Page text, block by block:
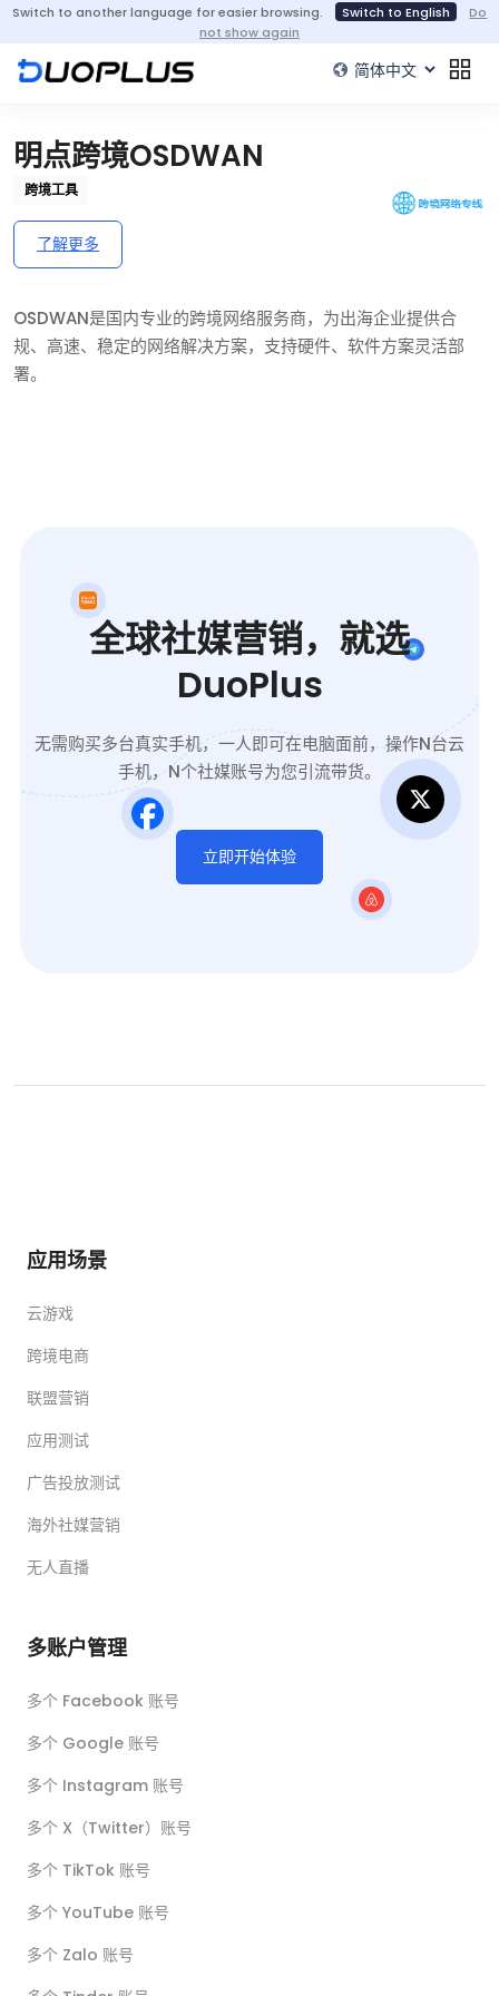
Switch to another language for easier browsing. Switch to English
Do
not show again
明点跨境OSDWAN
跨境工具
了解更多
OSDWAN是国内专业的跨境网络服务商，为出海企业提供合
规、高速、稳定的网络解决方案，支持硬件、软件方案灵活部
署。
全球社媒营销，就选
DuoPlus
无需购买多台真实手机，一人即可在电脑面前，操作N台云
手机，N个社媒账号为您引流带货。
立即开始体验
应用场景
云游戏
跨境电商
联盟营销
应用测试
广告投放测试
海外社媒营销
无人直播
多账户管理
多个 Facebook 账号
多个 Google 账号
多个 Instagram 账号
多个 X（Twitter）账号
多个 TikTok 账号
多个 YouTube 账号
多个 Zalo 账号